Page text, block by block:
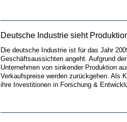
Deutsche Industrie sieht
Die deutsche Industrie ist für das Jahr
Geschäftsaussichten angeht. Aufgrund
Unternehmen von sinkender Produktion
Verkaufspreise werden zurückgehen. Als
ihre Investitionen in Forschung &